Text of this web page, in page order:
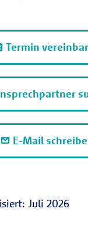
Termin
E-Mail
Juli 2026